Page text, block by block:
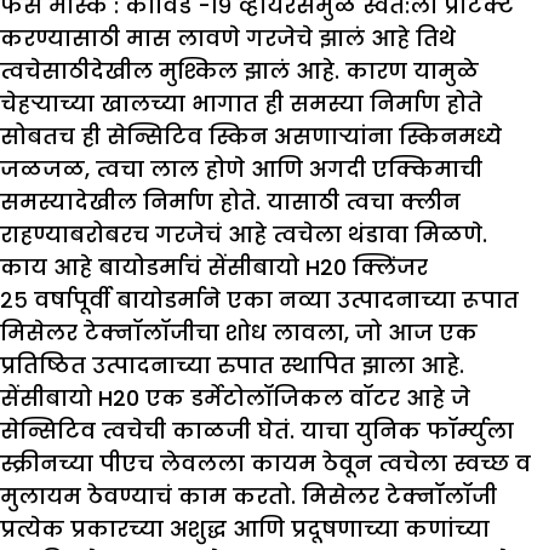
करण्यासाठी मास लावणे गरजेचे झालं आहे तिथे
त्वचेसाठीदेखील मुश्किल झालं आहे. कारण यामुळे
चेहऱ्याच्या खालच्या भागात ही समस्या निर्माण होते
सोबतच ही सेन्सिटिव स्किन असणाऱ्यांना स्किनमध्ये
जळजळ, त्वचा लाल होणे आणि अगदी एक्किमाची
समस्यादेखील निर्माण होते. यासाठी त्वचा क्लीन
राहण्याबरोबरच गरजेचं आहे त्वचेला थंडावा मिळणे.
काय आहे बायोडर्माचं सेंसीबायो H20 क्लिंजर
२५ वर्षापूर्वी बायोडर्माने एका नव्या उत्पादनाच्या रूपात
मिसेलर टेक्नॉलॉजीचा शोध लावला, जो आज एक
प्रतिष्ठित उत्पादनाच्या रुपात स्थापित झाला आहे.
सेंसीबायो H20 एक डर्मेटोलॉजिकल वॉटर आहे जे
सेन्सिटिव त्वचेची काळजी घेतं. याचा युनिक फॉर्म्युला
स्क्रीनच्या पीएच लेवलला कायम ठेवून त्वचेला स्वच्छ व
मुलायम ठेवण्याचं काम करतो. मिसेलर टेक्नॉलॉजी
प्रत्येक प्रकारच्या अशुद्ध आणि प्रदूषणाच्या कणांच्या